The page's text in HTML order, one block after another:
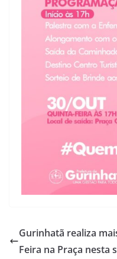
Gurinhatã realiza
Feira na Praça nesta